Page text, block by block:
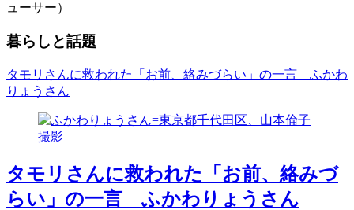
ューサー）
暮らしと話題
タモリさんに救われた「お前、絡みづらい」の一言 ふかわ
りょうさん
タモリさんに救われた「お前、絡みづ
らい」の一言 ふかわりょうさん